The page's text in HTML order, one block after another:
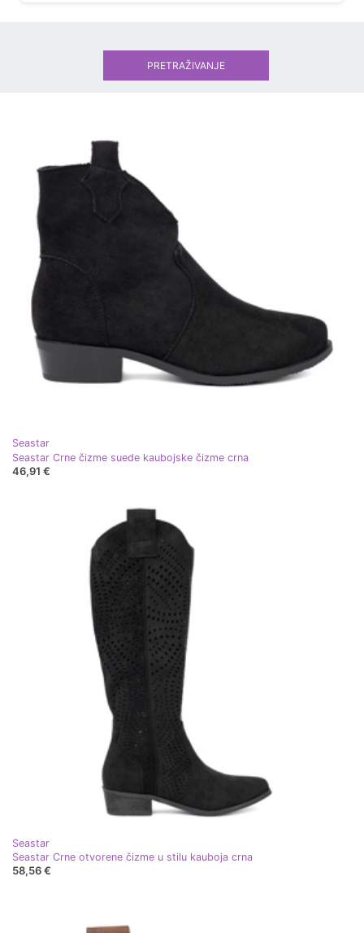
Seastar
Seastar Crne čizme suede kaubojske čizme crna
46,91 €
Seastar
Seastar Crne otvorene čizme u stilu kauboja crna
58,56 €
PRETRAŽIVANJE